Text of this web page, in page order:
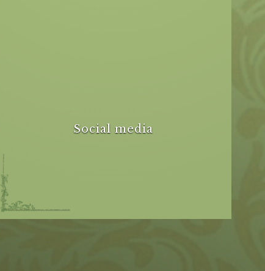
Social media